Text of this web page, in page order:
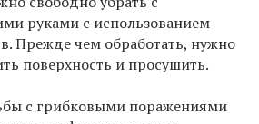
руками с использованием
Прежде чем обработать, нужно
поверхность и просушить.
с грибковыми поражениями